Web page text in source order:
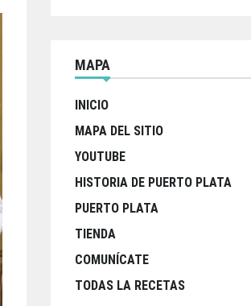
MAPA
INICIO
MAPA DEL SITIO
YOUTUBE
HISTORIA DE PUERTO PLATA
PUERTO PLATA
TIENDA
COMUNÍCATE
TODAS LA RECETAS